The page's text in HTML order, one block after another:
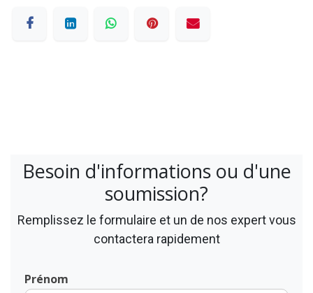
Besoin d'informations ou d'une
soumission?
Remplissez le formulaire et un de nos expert vous
contactera rapidement
Prénom